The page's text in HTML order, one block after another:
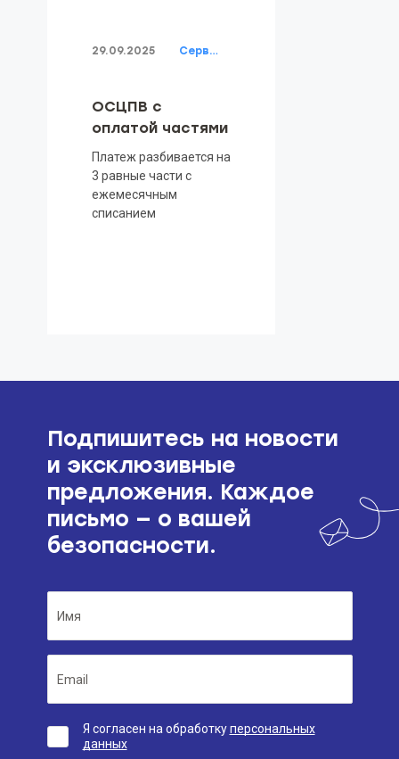
Cервисы и продукты ARX
29.09.2025
ОСЦПВ с
оплатой частями
Платеж разбивается на
3 равные части с
ежемесячным
списанием
Подпишитесь на новости
и эксклюзивные
предложения. Каждое
письмо — о вашей
безопасности.
Я согласен на обработкуперсональных
данных